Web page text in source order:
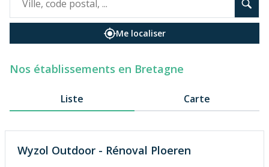
Me localiser
Nos établissements en Bretagne
Liste Carte
Wyzol Outdoor - Rénoval Ploeren